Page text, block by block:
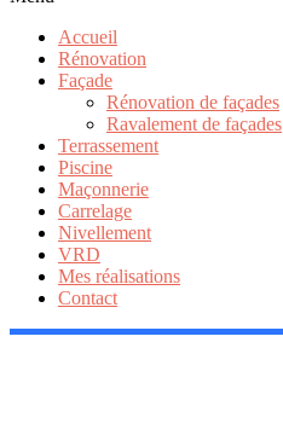
Accueil
Rénovation
Façade
Rénovation de façades
Ravalement de façades
Terrassement
Piscine
Maçonnerie
Carrelage
Nivellement
VRD
Mes réalisations
Contact